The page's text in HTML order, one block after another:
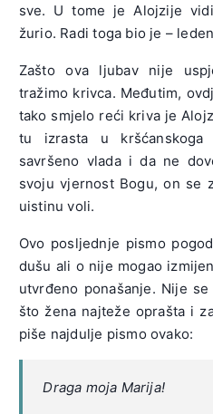
sve. U tome je Alojzije
žurio. Radi toga bio je –
Zašto ova ljubav nije
tražimo krivca. Međutim,
tako smjelo reći kriva je
tu izrasta u kršćanskoga
savršeno vlada i da ne
svoju vjernost Bogu, on se
uistinu voli.
Ovo posljednje pismo
dušu ali o nije mogao
utvrđeno ponašanje. Nije
što žena najteže oprašta i
piše najdulje pismo ovako:
Draga moja Marija!